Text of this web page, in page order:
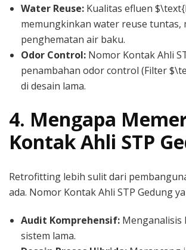
Water Reuse: Kualitas efluen
memungkinkan water reuse tuntas,
penghematan air baku.
Odor Control: Nomor Kontak Ahli
penambahan odor control (Filter
di desain lama.
4. Mengapa
Kontak Ahli STP
Retrofitting lebih sulit dari
ada. Nomor Kontak Ahli STP Gedung
Audit Komprehensif: Menganalisis
sistem lama.